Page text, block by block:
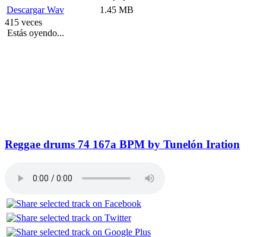
Descargar Wav
1.45 MB
415 veces
Estás oyendo...
Reggae drums 74 167a BPM by Tunelón Iration